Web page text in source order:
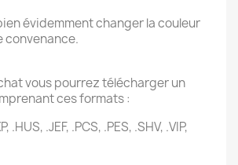
évidemment changer la couleur
convenance.
vous pourrez télécharger un
ces formats :
.HUS, .JEF, .PCS, .PES, .SHV, .VIP,